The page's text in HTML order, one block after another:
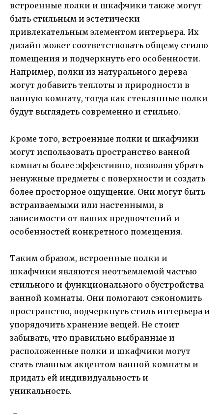
встроенные полки и шкафчики также могут
быть стильным и эстетически
привлекательным элементом интерьера. Их
дизайн может соответствовать общему стилю
помещения и подчеркнуть его особенности.
Например, полки из натурального дерева
могут добавить теплоты и природности в
ванную комнату, тогда как стеклянные полки
будут выглядеть современно и стильно.
Кроме того, встроенные полки и шкафчики
могут использовать пространство ванной
комнаты более эффективно, позволяя убрать
ненужные предметы с поверхности и создать
более просторное ощущение. Они могут быть
встраиваемыми или настенными, в
зависимости от ваших предпочтений и
особенностей конкретного помещения.
Таким образом, встроенные полки и
шкафчики являются неотъемлемой частью
стильного и функционального обустройства
ванной комнаты. Они помогают сэкономить
пространство, подчеркнуть стиль интерьера и
упорядочить хранение вещей. Не стоит
забывать, что правильно выбранные и
расположенные полки и шкафчики могут
стать главным акцентом ванной комнаты и
придать ей индивидуальность и
уникальность.